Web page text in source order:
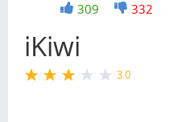
+1 309 -1 332
iKiwi
3.0